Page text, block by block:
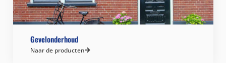
Gevelonderhoud
Naar de producten